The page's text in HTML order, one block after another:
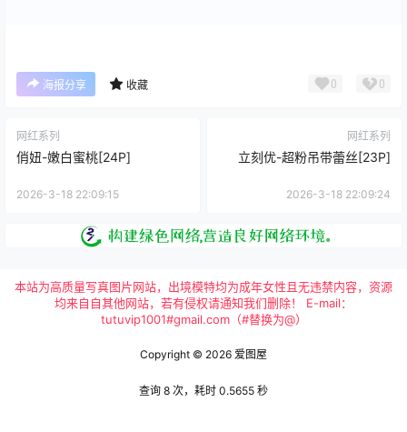
海报分享 收藏 0 0
网红系列
俏妞-嫩白蜜桃[24P]
2026-3-18 22:09:15
网红系列
立刻优-超粉吊带蕾丝[23P]
2026-3-18 22:09:24
本站为高质量写真图片网站，出境模特均为成年女性且无违禁内容，资源
均来自自其他网站，若有侵权请通知我们删除！ E-mail：
tutuvip1001#gmail.com（#替换为@）
Copyright © 2026 爱图屋
查询 8 次，耗时 0.5655 秒